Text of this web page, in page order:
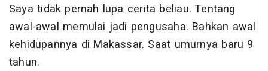
Saya tidak pernah lupa cerita beliau. Tentang
awal-awal memulai jadi pengusaha. Bahkan awal
kehidupannya di Makassar. Saat umurnya baru 9
tahun.